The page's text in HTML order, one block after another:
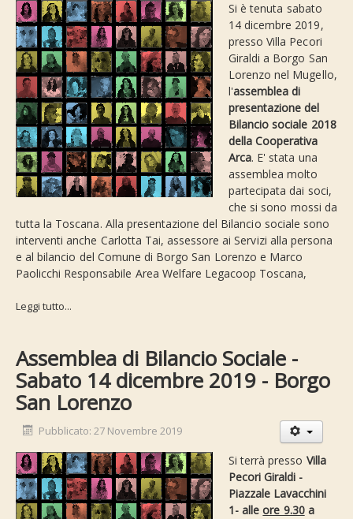
Si è tenuta sabato
14 dicembre 2019,
presso Villa Pecori
Giraldi a Borgo San
Lorenzo nel Mugello,
l'assemblea di
presentazione del
Bilancio sociale 2018
della Cooperativa
Arca. E' stata una
assemblea molto
partecipata dai soci,
che si sono mossi da
tutta la Toscana. Alla presentazione del Bilancio sociale sono
interventi anche Carlotta Tai, assessore ai Servizi alla persona
e al bilancio del Comune di Borgo San Lorenzo e Marco
Paolicchi Responsabile Area Welfare Legacoop Toscana,
Leggi tutto...
Assemblea di Bilancio Sociale -
Sabato 14 dicembre 2019 - Borgo
San Lorenzo
Pubblicato: 27 Novembre 2019
Si terrà presso Villa
Pecori Giraldi -
Piazzale Lavacchini
1- alleore 9.30a